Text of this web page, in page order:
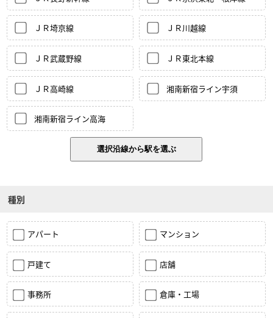
ＪＲ埼京線 ＪＲ川越線
ＪＲ武蔵野線 ＪＲ東北本線
ＪＲ高崎線 湘南新宿ライン宇須
湘南新宿ライン高海
種別
アパート マンション
戸建て 店舗
事務所 倉庫・工場